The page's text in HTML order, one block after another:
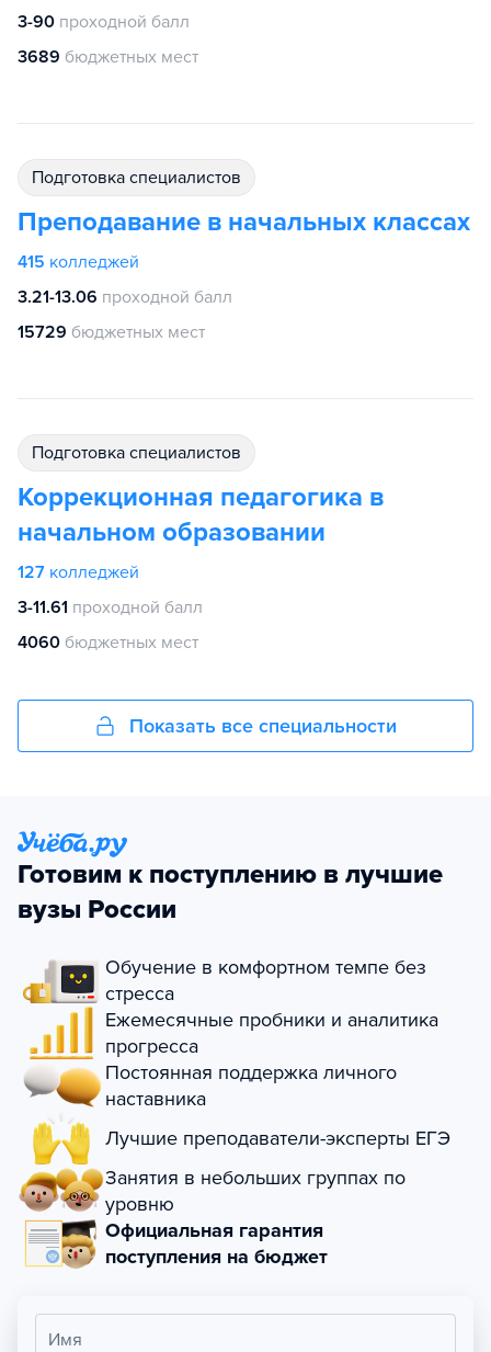
3-90 проходной балл
3689 бюджетных мест
подготовка специалистов
Преподавание в начальных классах
415 колледжей
3.21-13.06 проходной балл
15729 бюджетных мест
подготовка специалистов
Коррекционная педагогика в
начальном образовании
127 колледжей
3-11.61 проходной балл
4060 бюджетных мест
Показать все специальности
Готовим к поступлению в лучшие
вузы России
Обучение в комфортном темпе без
стресса
Ежемесячные пробники и аналитика
прогресса
Постоянная поддержка личного
наставника
Лучшие преподаватели-эксперты ЕГЭ
Занятия в небольших группах по
уровню
Официальная гарантия
поступления на бюджет
Имя